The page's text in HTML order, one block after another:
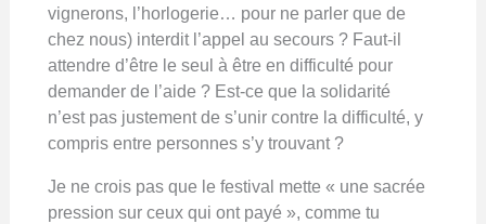
vignerons, l’horlogerie… pour ne parler que de
chez nous) interdit l’appel au secours ? Faut-il
attendre d’être le seul à être en difficulté pour
demander de l’aide ? Est-ce que la solidarité
n’est pas justement de s’unir contre la difficulté, y
compris entre personnes s’y trouvant ?
Je ne crois pas que le festival mette « une sacrée
pression sur ceux qui ont payé », comme tu